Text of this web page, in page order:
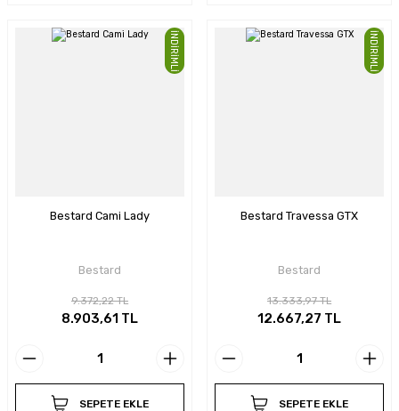
İNDİRİMLİ
Bestard Cami Lady
Bestard
9.372,22 TL
8.903,61 TL
SEPETE EKLE
İNDİRİMLİ
Bestard Travessa GTX
Bestard
13.333,97 TL
12.667,27 TL
SEPETE EKLE